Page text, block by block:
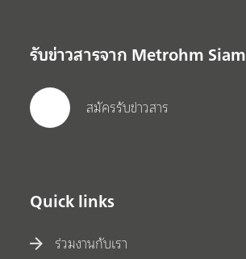
รับข่าวสารจาก Metrohm Siam
สมัครรับข่าวสาร
Quick links
ร่วมงานกับเรา